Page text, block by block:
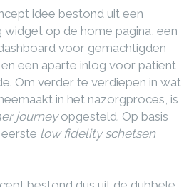
idee bestond uit een
widget op de home pagina, een
voor gemachtigden
een aparte inlog voor patiënt
Om verder te verdiepen in wat
in het nazorgproces, is
journeyopgesteld. Op basis
eerste low fidelity schetsen